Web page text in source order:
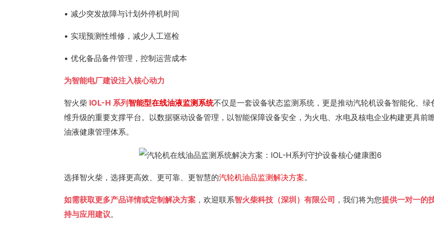
• 减少突发故障与计划外停机时间
• 实现预测性维修，减少人工巡检
• 优化备品备件管理，控制运营成本
为智能电厂建设注入核心动力
智火柴 IOL-H 系列智能型在线油液监测系统不仅是一套设备状态监测系统，更是推动汽轮机设备智能化、绿
维升级的重要支撑平台。以数据驱动设备管理，以智能保障设备安全，为火电、水电及核电企业构建更具前
油液健康管理体系。
选择智火柴，选择更高效、更可靠、更智慧的汽轮机油品监测解决方案。
如需获取更多产品详情或定制解决方案 ，欢迎联系智火柴科技（深圳）有限公司 ，我们将为您提供一对一的
持与应用建议。